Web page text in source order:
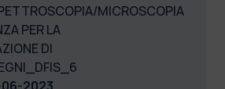
MICROSCOPIA
PER LA
DI